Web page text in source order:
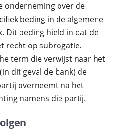
onderneming over de
beding in de algemene
Dit beding hield in dat de
recht op subrogatie.
term die verwijst naar het
dit geval de bank) de
overneemt na het
namens die partij.